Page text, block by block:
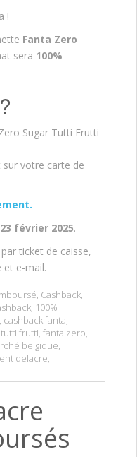
!
Fanta Zero
sera 100%
Sugar Tutti Frutti
votre carte de
23 février 2025.
ticket de caisse,
et e-mail.
, Cashback,
, 100%
, cashback fanta,
frutti, fanta zero,
belgique,
delacre,